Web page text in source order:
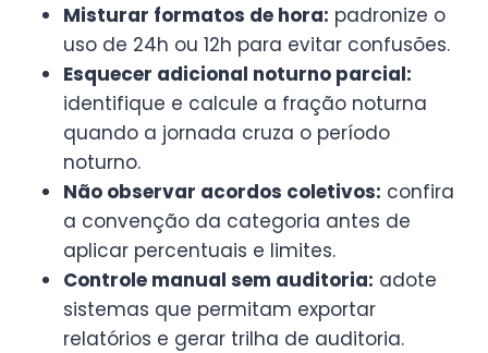
Misturar formatos de hora: padronize o
uso de 24h ou 12h para evitar confusões.
Esquecer adicional noturno parcial:
identifique e calcule a fração noturna
quando a jornada cruza o período
noturno.
Não observar acordos coletivos: confira
a convenção da categoria antes de
aplicar percentuais e limites.
Controle manual sem auditoria: adote
sistemas que permitam exportar
relatórios e gerar trilha de auditoria.